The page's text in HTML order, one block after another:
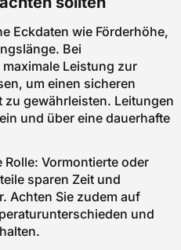
Eckdaten wie Förderhöhe,
Bei
Leistung zur
um einen sicheren
gewährleisten. Leitungen
und über eine dauerhafte
Vormontierte oder
sparen Zeit und
Achten Sie zudem auf
und